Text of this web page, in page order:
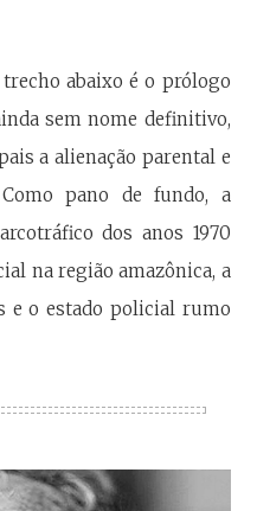
abaixo é o prólogo
sem nome definitivo,
a alienação parental e
pano de fundo, a
dos anos 1970
na região amazônica, a
e o estado policial rumo